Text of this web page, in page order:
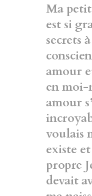
Ma
est si
secrets
amour
en moi-
amour
voulais
existe
propre
devait